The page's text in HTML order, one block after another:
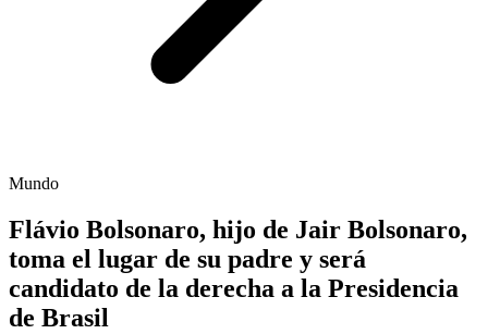
Mundo
Flávio Bolsonaro, hijo de Jair Bolsonaro,
toma el lugar de su padre y será
candidato de la derecha a la Presidencia
de Brasil